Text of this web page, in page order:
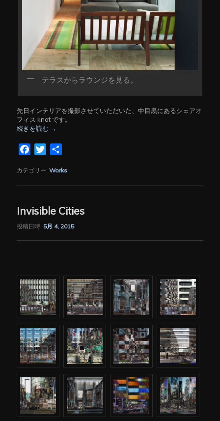
テラスからラウンジを見る。
先日インテリアを撮影させていただいた、中目黒にあるシェアオ
フィス knot です。
続きを読む →
FacebookTwitter
カテゴリー: Works
Invisible Cities
投稿日時: 5月 4, 2015